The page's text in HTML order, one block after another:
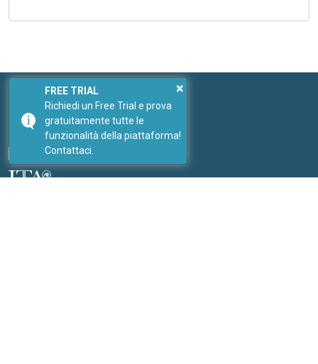
Seguici
I nostri social
×
FREE TRIAL
Richiedi un Free Trial e prova
gratuitamente tutte le
funzionalità della piattaforma!
Contattaci.